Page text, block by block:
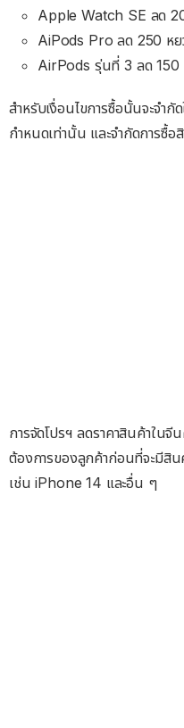
Apple Watch SE ลด
AiPods Pro ลด 250 ห
AirPods รุ่นที่ 3 ลด
สำหรับเงื่อนไขการซื้อนั้นจะจำกั
กำหนดเท่านั้น และจำกัดการซื้
การจัดโปรฯ ลดราคาสินค้าในจี
ต้องการของลูกค้าก่อนที่จะมีสิน
เช่น iPhone 14 และอื่น ๆ